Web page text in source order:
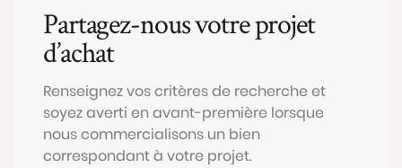
Partagez-nous votre projet
d’achat
Renseignez vos critères de recherche et
soyez averti en avant-première lorsque
nous commercialisons un bien
correspondant à votre projet.